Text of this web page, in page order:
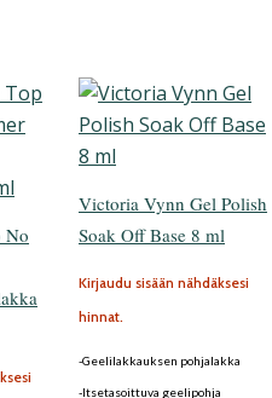
No
Victoria Vynn Gel Polish
Soak Off Base 8 ml
Kirjaudu sisään nähdäksesi
hinnat.
-Geelilakkauksen pohjalakka
-Itsetasoittuva geelipohja